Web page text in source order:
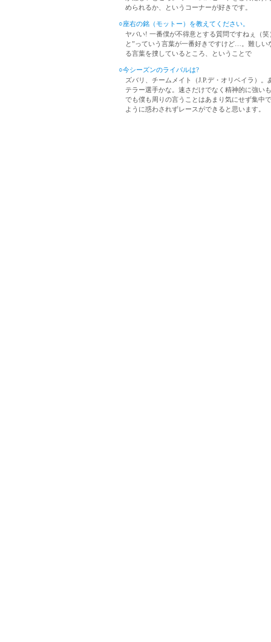
められるか、というコーナーが好きです。
○座右の銘（モットー）を教えてください。
ヤバい! 一番僕が不得意とする質問ですねぇ（
と”っていう言葉が一番好きですけど…。難しい
る言葉を捜しているところ、ということで
○今シーズンのライバルは?
ズバリ、チームメイト（J.P.デ・オリベイラ）
テラー選手かな。速さだけでなく精神的に強い
でも僕も周りの言うことはあまり気にせず集中
ように惑わされずレースができると思います。